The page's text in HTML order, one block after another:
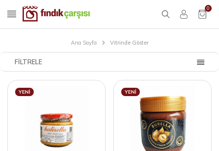
0
Ana Sayfa Vitrinde Göster
FILTRELE
YENI YENI